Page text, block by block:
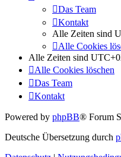
Das Team
Kontakt
Alle Zeiten sind
Alle Cookies
Alle Zeiten sind
Alle Cookies löschen
Das Team
Kontakt
Powered by phpBB® Forum
Deutsche Übersetzung durch